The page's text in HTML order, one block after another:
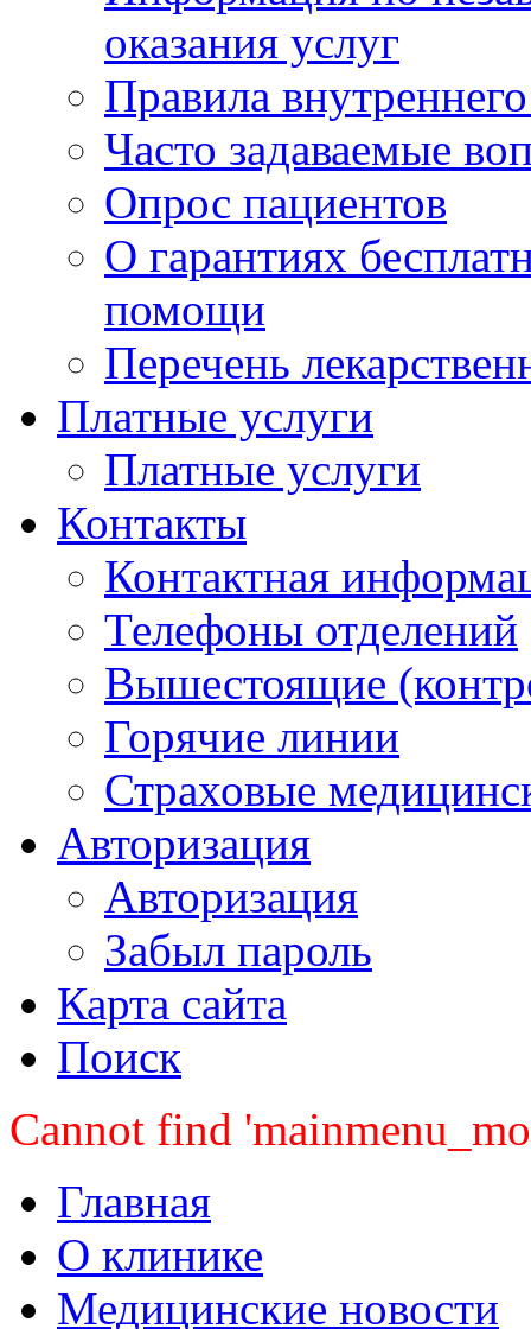
оказания услуг
Правила
Часто задаваемые
Опрос пациентов
О гарантиях
помощи
Перечень
Платные услуги
Платные услуги
Контакты
Контактная
Телефоны отделений
Вышестоящие
Горячие линии
Страховые
Авторизация
Авторизация
Забыл пароль
Карта сайта
Поиск
Cannot find
Главная
О клинике
Медицинские новости